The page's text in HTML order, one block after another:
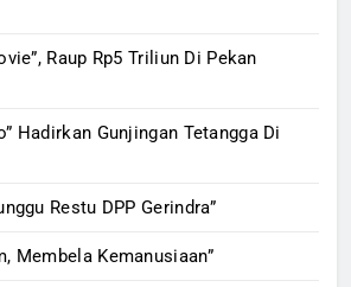
Raup Rp5 Triliun Di Pekan
Hadirkan Gunjingan Tetangga Di
Restu DPP Gerindra”
Membela Kemanusiaan”